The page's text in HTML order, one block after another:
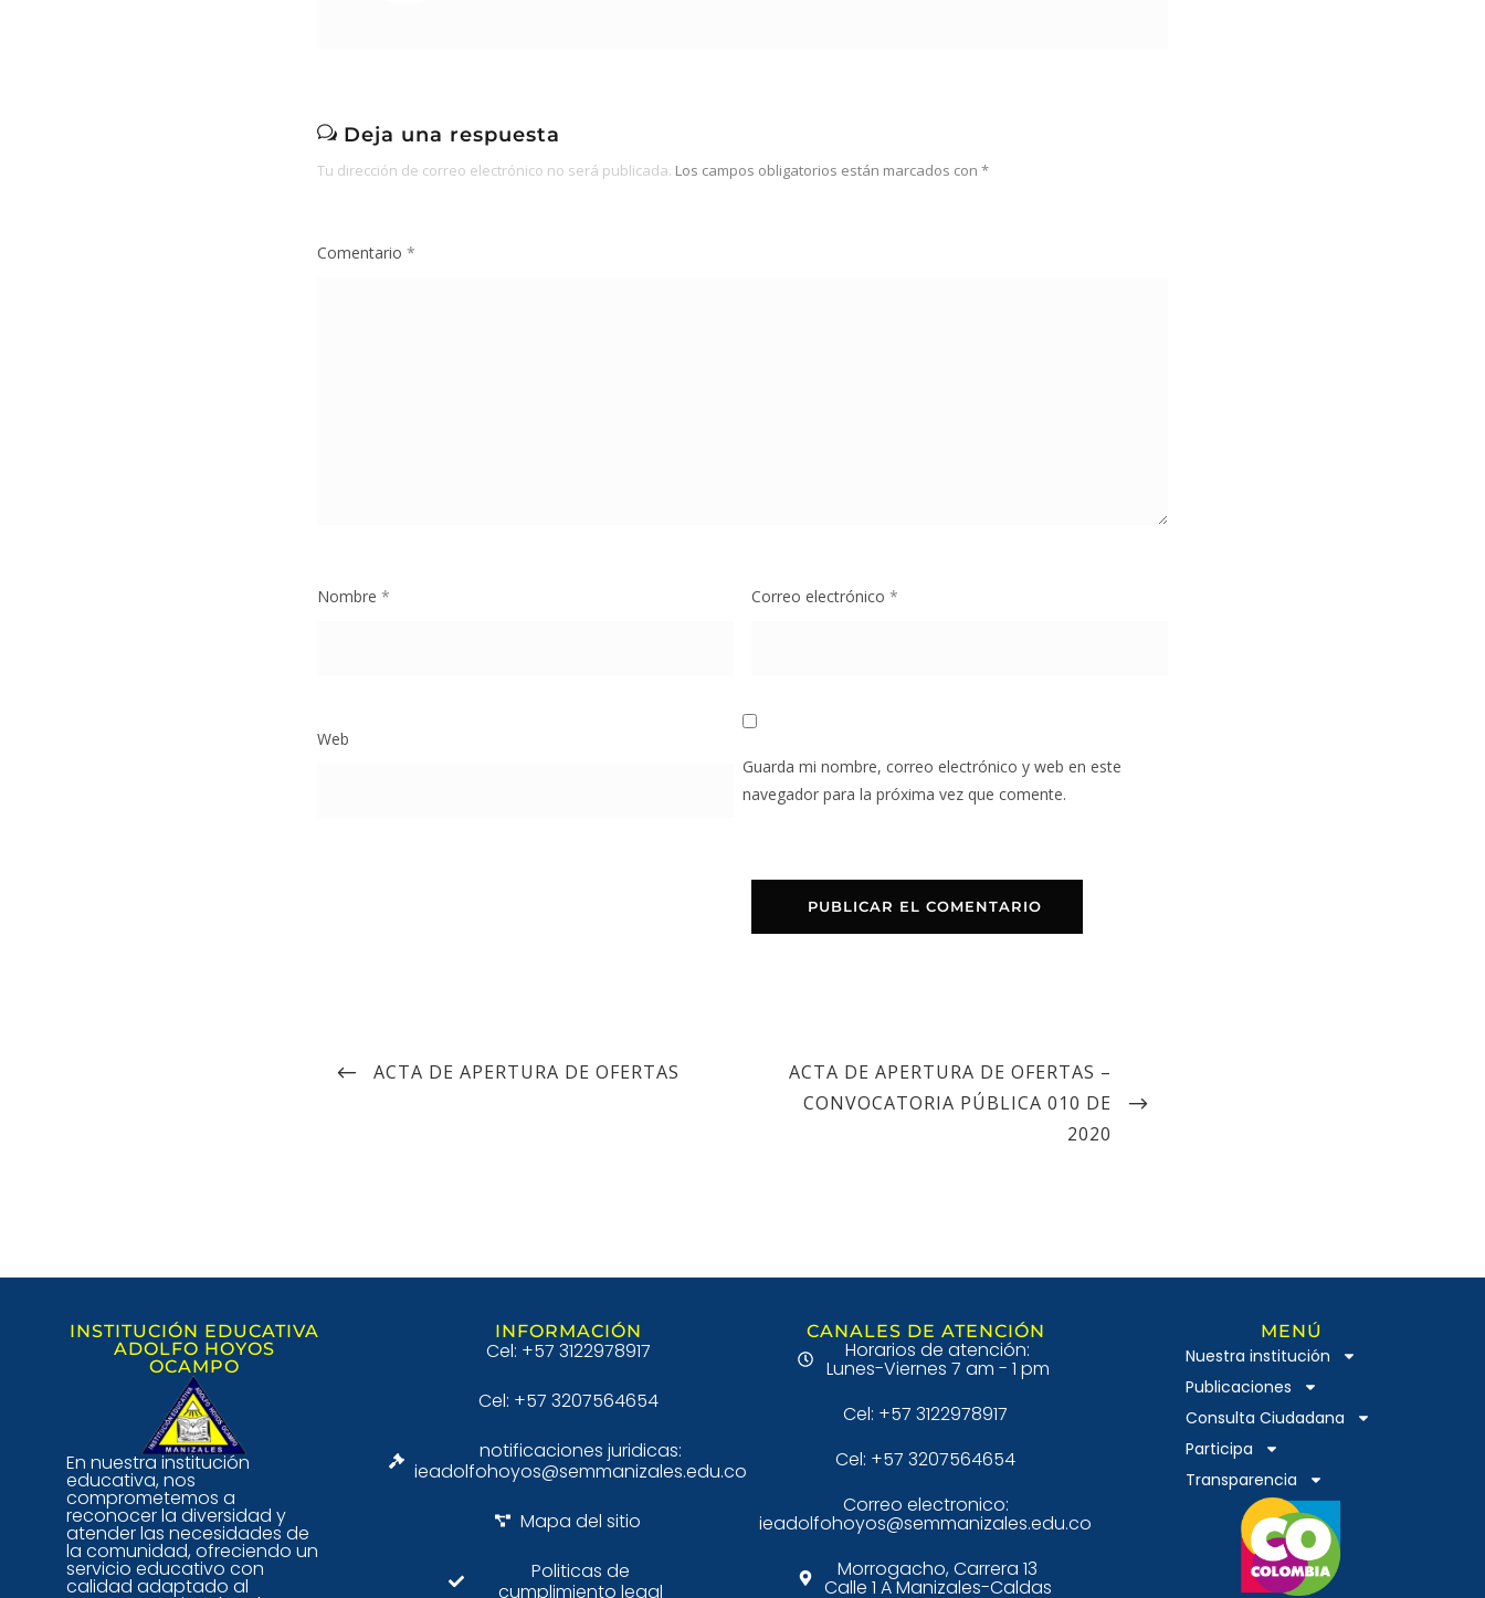
Deja una respuesta
Tu dirección de correo electrónico no será publicada. Los campos obligatorios están marcados con *
Comentario *
Nombre * Correo electrónico *
Web
Guarda mi nombre, correo electrónico y web en este
navegador para la próxima vez que comente.
ACTA DE APERTURA DE OFERTAS
ACTA DE APERTURA DE OFERTAS –
CONVOCATORIA PÚBLICA 010 DE
2020
INSTITUCIÓN EDUCATIVA
ADOLFO HOYOS
OCAMPO
En nuestra institución
educativa, nos
comprometemos a
reconocer la diversidad y
atender las necesidades de
la comunidad, ofreciendo un
servicio educativo con
calidad adaptado al
INFORMACIÓN
Cel: +57 3122978917
Cel: +57 3207564654
notificaciones juridicas:
ieadolfohoyos@semmanizales.edu.co
Mapa del sitio
Politicas de
cumplimiento legal
CANALES DE ATENCIÓN
Horarios de atención:
Lunes-Viernes 7 am - 1 pm
Cel: +57 3122978917
Cel: +57 3207564654
Correo electronico:
ieadolfohoyos@semmanizales.edu.co
Morrogacho, Carrera 13
Calle 1 A Manizales-Caldas
MENÚ
Nuestra institución
Publicaciones
Consulta Ciudadana
Participa
Transparencia